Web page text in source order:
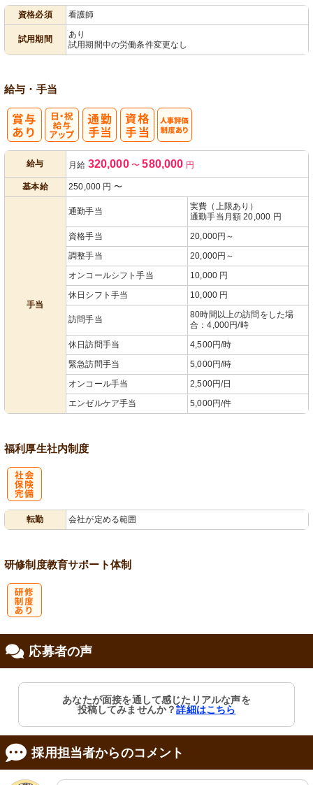
資格必須 看護師
試用期間
あり
試用期間中の労働条件変更なし
給与・手当
給与 月給 320,000 〜 580,000 円
基本給 250,000 円 〜
手当
通勤手当
実費（上限あり）
通勤手当月額 20,000 円
資格手当
20,000円～
調整手当
20,000円～
オンコールシフト手当
10,000 円
休日シフト手当
10,000 円
訪問手当
80時間以上の訪問をした場
合：4,000円/時
休日訪問手当
4,500円/時
緊急訪問手当
5,000円/時
オンコール手当
2,500円/日
エンゼルケア手当
5,000円/件
福利厚生社内制度
転勤 会社が定める範囲
研修制度教育サポート体制
応募者の声
あなたが面接を通して感じたリアルな声を
投稿してみませんか？詳細はこちら
採用担当者からのコメント